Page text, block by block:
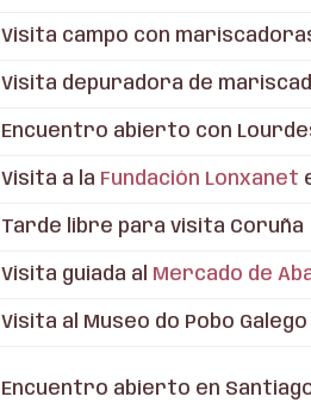
Visita campo con
Visita depuradora de
Encuentro abierto con
Visita a la Fundación Lonxanet
Tarde libre para visita Coruña
Visita guiada al Mercado de
Visita al Museo do Pobo Galego
Encuentro abierto en